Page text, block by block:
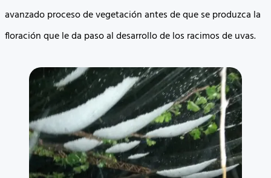
avanzado proceso de vegetación antes de que se produzca la
floración que le da paso al desarrollo de los racimos de uvas.